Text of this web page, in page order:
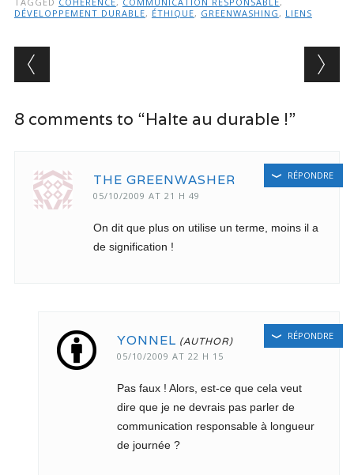
DÉVELOPPEMENT DURABLE, ÉTHIQUE, GREENWASHING , LIENS
Post navigation
8 comments to “Halte au durable !”
THE GREENWASHER
05/10/2009 AT 21 H 49
On dit que plus on utilise un terme, moins il a
de signification !
RÉPONDRE
YONNEL
05/10/2009 AT 22 H 15
Pas faux ! Alors, est-ce que cela veut
dire que je ne devrais pas parler de
communication responsable à longueur
de journée ?
RÉPONDRE